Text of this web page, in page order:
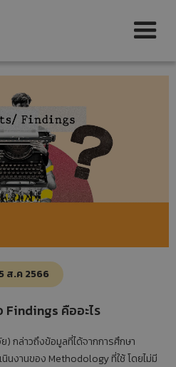
ส.ค 2566
Findings คืออะไร
กล่าวถึงข้อมูลที่ได้จากการศึกษา
นงานของ Methodology ที่ใช้ โดยไม่มี